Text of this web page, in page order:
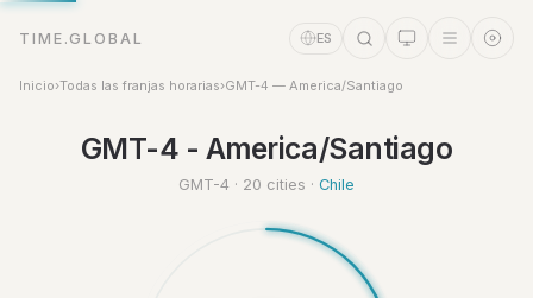
TIME.GLOBAL ES
Inicio›Todas las franjas horarias›GMT-4 — America/Santiago
GMT-4 - America/Santiago
GMT-4 · 20 cities · Chile
Asistente de tiempo